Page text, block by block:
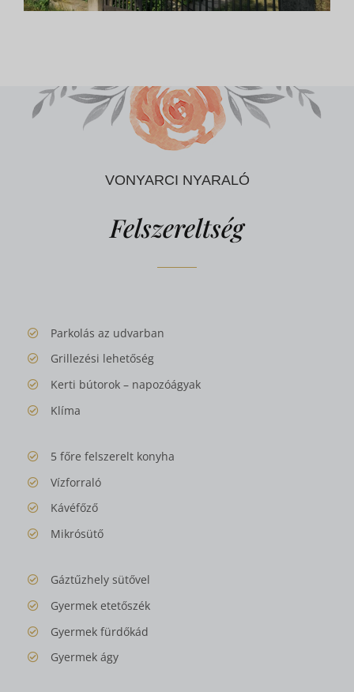
VONYARCI NYARALÓ
Felszereltség
Parkolás az udvarban
Grillezési lehetőség
Kerti bútorok – napozóágyak
Klíma
5 főre felszerelt konyha
Vízforraló
Kávéfőző
Mikrósütő
Gáztűzhely sütővel
Gyermek etetőszék
Gyermek fürdőkád
Gyermek ágy